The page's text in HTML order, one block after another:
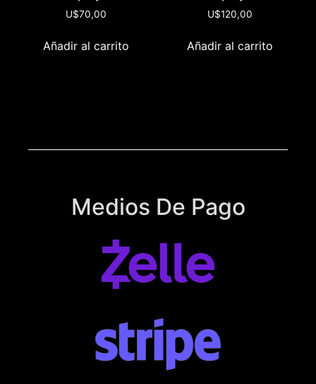
U$70,00
Añadir al carrito
U$120,00
Añadir al carrito
Medios De Pago